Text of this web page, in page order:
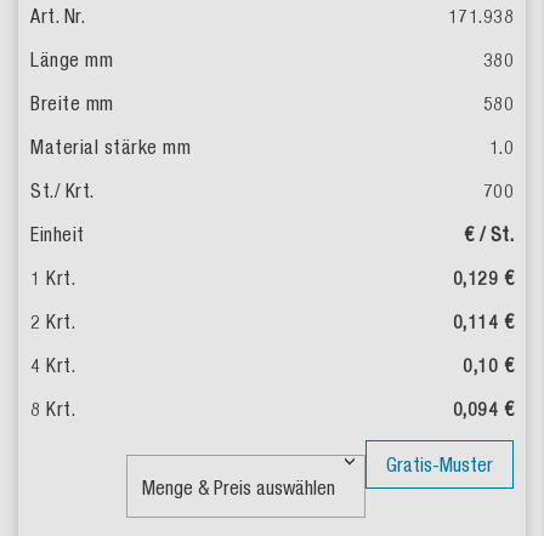
171.938
380
580
1.0
700
€ / St.
0,129 €
0,114 €
0,10 €
0,094 €
Gratis-Muster